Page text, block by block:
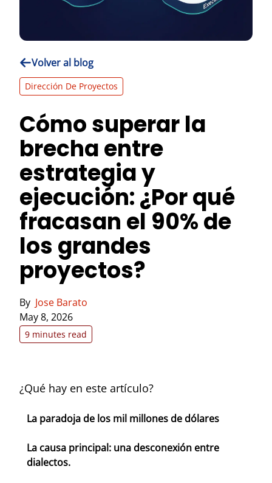
Volver al blog
Dirección De Proyectos
Cómo superar la
brecha entre
estrategia y
ejecución: ¿Por qué
fracasan el 90% de
los grandes
proyectos?
By Jose Barato
May 8, 2026
9 minutes read
¿Qué hay en este artículo?
La paradoja de los mil millones de dólares
La causa principal: una desconexión entre
dialectos.